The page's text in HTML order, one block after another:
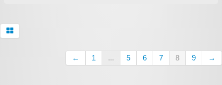
← 1 ... 5 6 7 8 9 →